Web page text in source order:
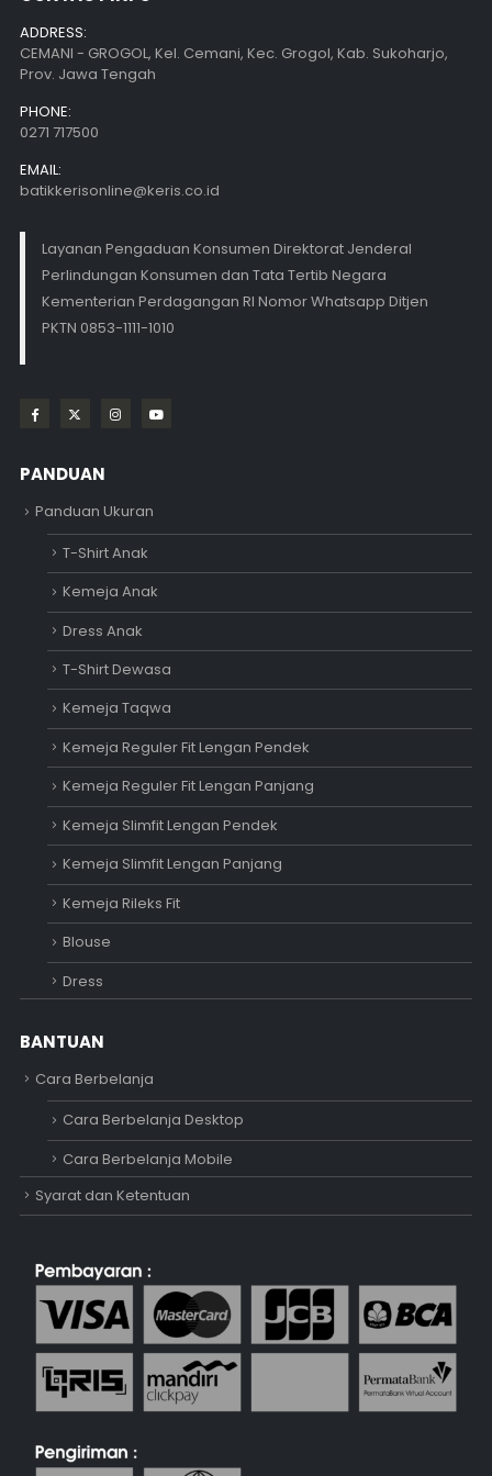
ADDRESS:
CEMANI - GROGOL, Kel. Cemani, Kec. Grogol, Kab. Sukoharjo,
Prov. Jawa Tengah
PHONE:
0271 717500
EMAIL:
batikkerisonline@keris.co.id
Layanan Pengaduan Konsumen Direktorat Jenderal
Perlindungan Konsumen dan Tata Tertib Negara
Kementerian Perdagangan RI Nomor Whatsapp Ditjen
PKTN 0853-1111-1010
PANDUAN
Panduan Ukuran
T-Shirt Anak
Kemeja Anak
Dress Anak
T-Shirt Dewasa
Kemeja Taqwa
Kemeja Reguler Fit Lengan Pendek
Kemeja Reguler Fit Lengan Panjang
Kemeja Slimfit Lengan Pendek
Kemeja Slimfit Lengan Panjang
Kemeja Rileks Fit
Blouse
Dress
BANTUAN
Cara Berbelanja
Cara Berbelanja Desktop
Cara Berbelanja Mobile
Syarat dan Ketentuan